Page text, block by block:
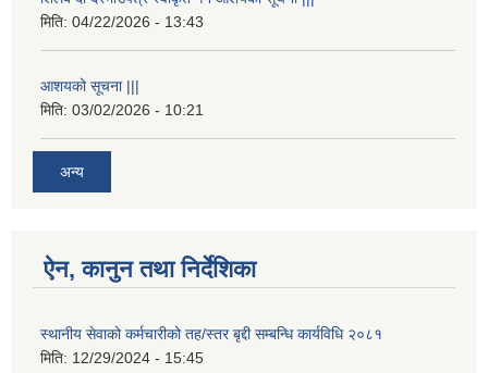
मिति: 04/22/2026 - 13:43
आशयको सूचना |||
मिति: 03/02/2026 - 10:21
अन्य
ऐन, कानुन तथा निर्देशिका
स्थानीय सेवाको कर्मचारीको तह/स्तर बृद्दी सम्बन्धि कार्यविधि २०८१
मिति: 12/29/2024 - 15:45